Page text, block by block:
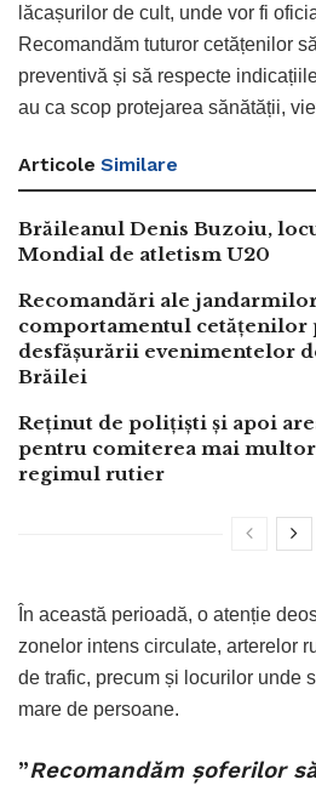
lăcașurilor de cult, unde vor fi
Recomandăm tuturor cetățenilor
preventivă și să respecte
au ca scop protejarea sănătății,
Articole Similare
Brăileanul Denis Buzoiu,
Mondial de atletism U20
Recomandări ale
comportamentul cetățenilor
desfășurării evenimentelor
Brăilei
Reținut de polițiști și apoi
pentru comiterea mai
regimul rutier
În această perioadă, o atenție
zonelor intens circulate, arterelor
de trafic, precum și locurilor unde
mare de persoane.
”Recomandăm șoferilor